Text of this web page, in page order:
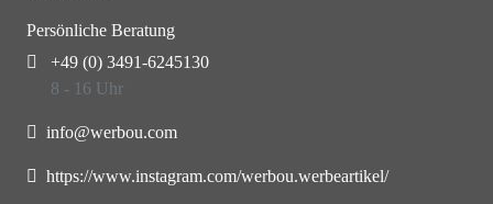
Persönliche Beratung
+49 (0) 3491-6245130
8 - 16 Uhr
info@werbou.com
https://www.instagram.com/werbou.werbeartikel/